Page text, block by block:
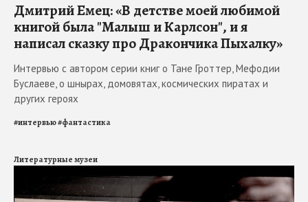
Дмитрий Емец: «В детстве моей любимой
книгой была "Малыш и Карлсон", и я
написал сказку про Дракончика Пыхалку»
Интервью с автором серии книг о Тане Гроттер, Мефодии
Буслаеве, о шнырах, домовятах, космических пиратах и
других героях
#интервью#фантастика
Литературные музеи